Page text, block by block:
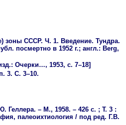
зоны СССР. Ч. 1. Введение. Тундра.
посмертно в 1952 г.; англ.: Berg,
Очерки…, 1953, с. 7–18]
3. С. 3–10.
Геллера. – М., 1958. – 426 с. ; Т. 3 :
палеоихтиология / под ред. Г.В.